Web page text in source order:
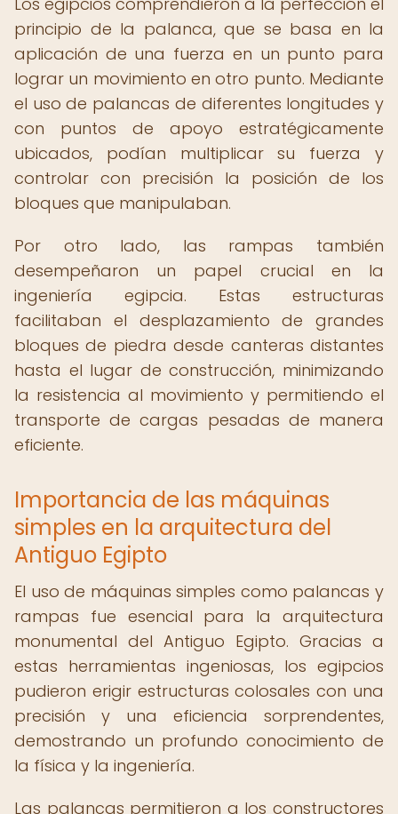
principio de la palanca, que se basa en la
aplicación de una fuerza en un punto para
lograr un movimiento en otro punto. Mediante
el uso de palancas de diferentes longitudes y
con puntos de apoyo estratégicamente
ubicados, podían multiplicar su fuerza y
controlar con precisión la posición de los
bloques que manipulaban.
Por otro lado, las rampas también
desempeñaron un papel crucial en la
ingeniería egipcia. Estas estructuras
facilitaban el desplazamiento de grandes
bloques de piedra desde canteras distantes
hasta el lugar de construcción, minimizando
la resistencia al movimiento y permitiendo el
transporte de cargas pesadas de manera
eficiente.
Importancia de las máquinas
simples en la arquitectura del
Antiguo Egipto
El uso de máquinas simples como palancas y
rampas fue esencial para la arquitectura
monumental del Antiguo Egipto. Gracias a
estas herramientas ingeniosas, los egipcios
pudieron erigir estructuras colosales con una
precisión y una eficiencia sorprendentes,
demostrando un profundo conocimiento de
la física y la ingeniería.
Las palancas permitieron a los constructores